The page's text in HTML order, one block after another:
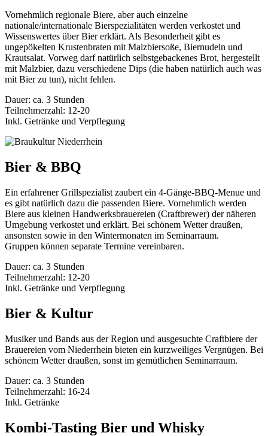
Vornehmlich regionale Biere, aber auch einzelne
nationale/internationale Bierspezialitäten werden verkostet und
Wissenswertes über Bier erklärt. Als Besonderheit gibt es
ungepökelten Krustenbraten mit Malzbiersoße, Biernudeln und
Krautsalat. Vorweg darf natürlich selbstgebackenes Brot, hergestellt
mit Malzbier, dazu verschiedene Dips (die haben natürlich auch was
mit Bier zu tun), nicht fehlen.
Dauer: ca. 3 Stunden
Teilnehmerzahl: 12-20
Inkl. Getränke und Verpflegung
Bier & BBQ
Ein erfahrener Grillspezialist zaubert ein 4-Gänge-BBQ-Menue und
es gibt natürlich dazu die passenden Biere. Vornehmlich werden
Biere aus kleinen Handwerksbrauereien (Craftbrewer) der näheren
Umgebung verkostet und erklärt. Bei schönem Wetter draußen,
ansonsten sowie in den Wintermonaten im Seminarraum.
Gruppen können separate Termine vereinbaren.
Dauer: ca. 3 Stunden
Teilnehmerzahl: 12-20
Inkl. Getränke und Verpflegung
Bier & Kultur
Musiker und Bands aus der Region und ausgesuchte Craftbiere der
Brauereien vom Niederrhein bieten ein kurzweiliges Vergnügen. Bei
schönem Wetter draußen, sonst im gemütlichen Seminarraum.
Dauer: ca. 3 Stunden
Teilnehmerzahl: 16-24
Inkl. Getränke
Kombi-Tasting Bier und Whisky